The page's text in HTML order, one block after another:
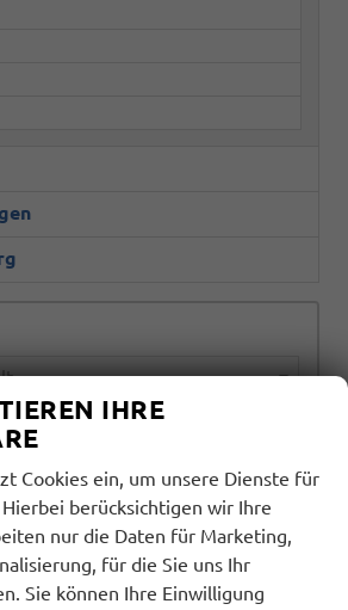
IHRE
Cookies ein, um unsere Dienste für
berücksichtigen wir Ihre
nur die Daten für Marketing,
für die Sie uns Ihr
Sie können Ihre Einwilligung